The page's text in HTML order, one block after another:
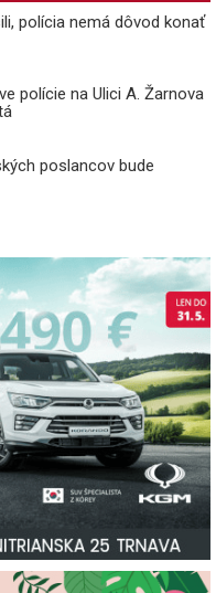
polícia nemá dôvod konať
polície na Ulici A. Žarnova
poslancov bude